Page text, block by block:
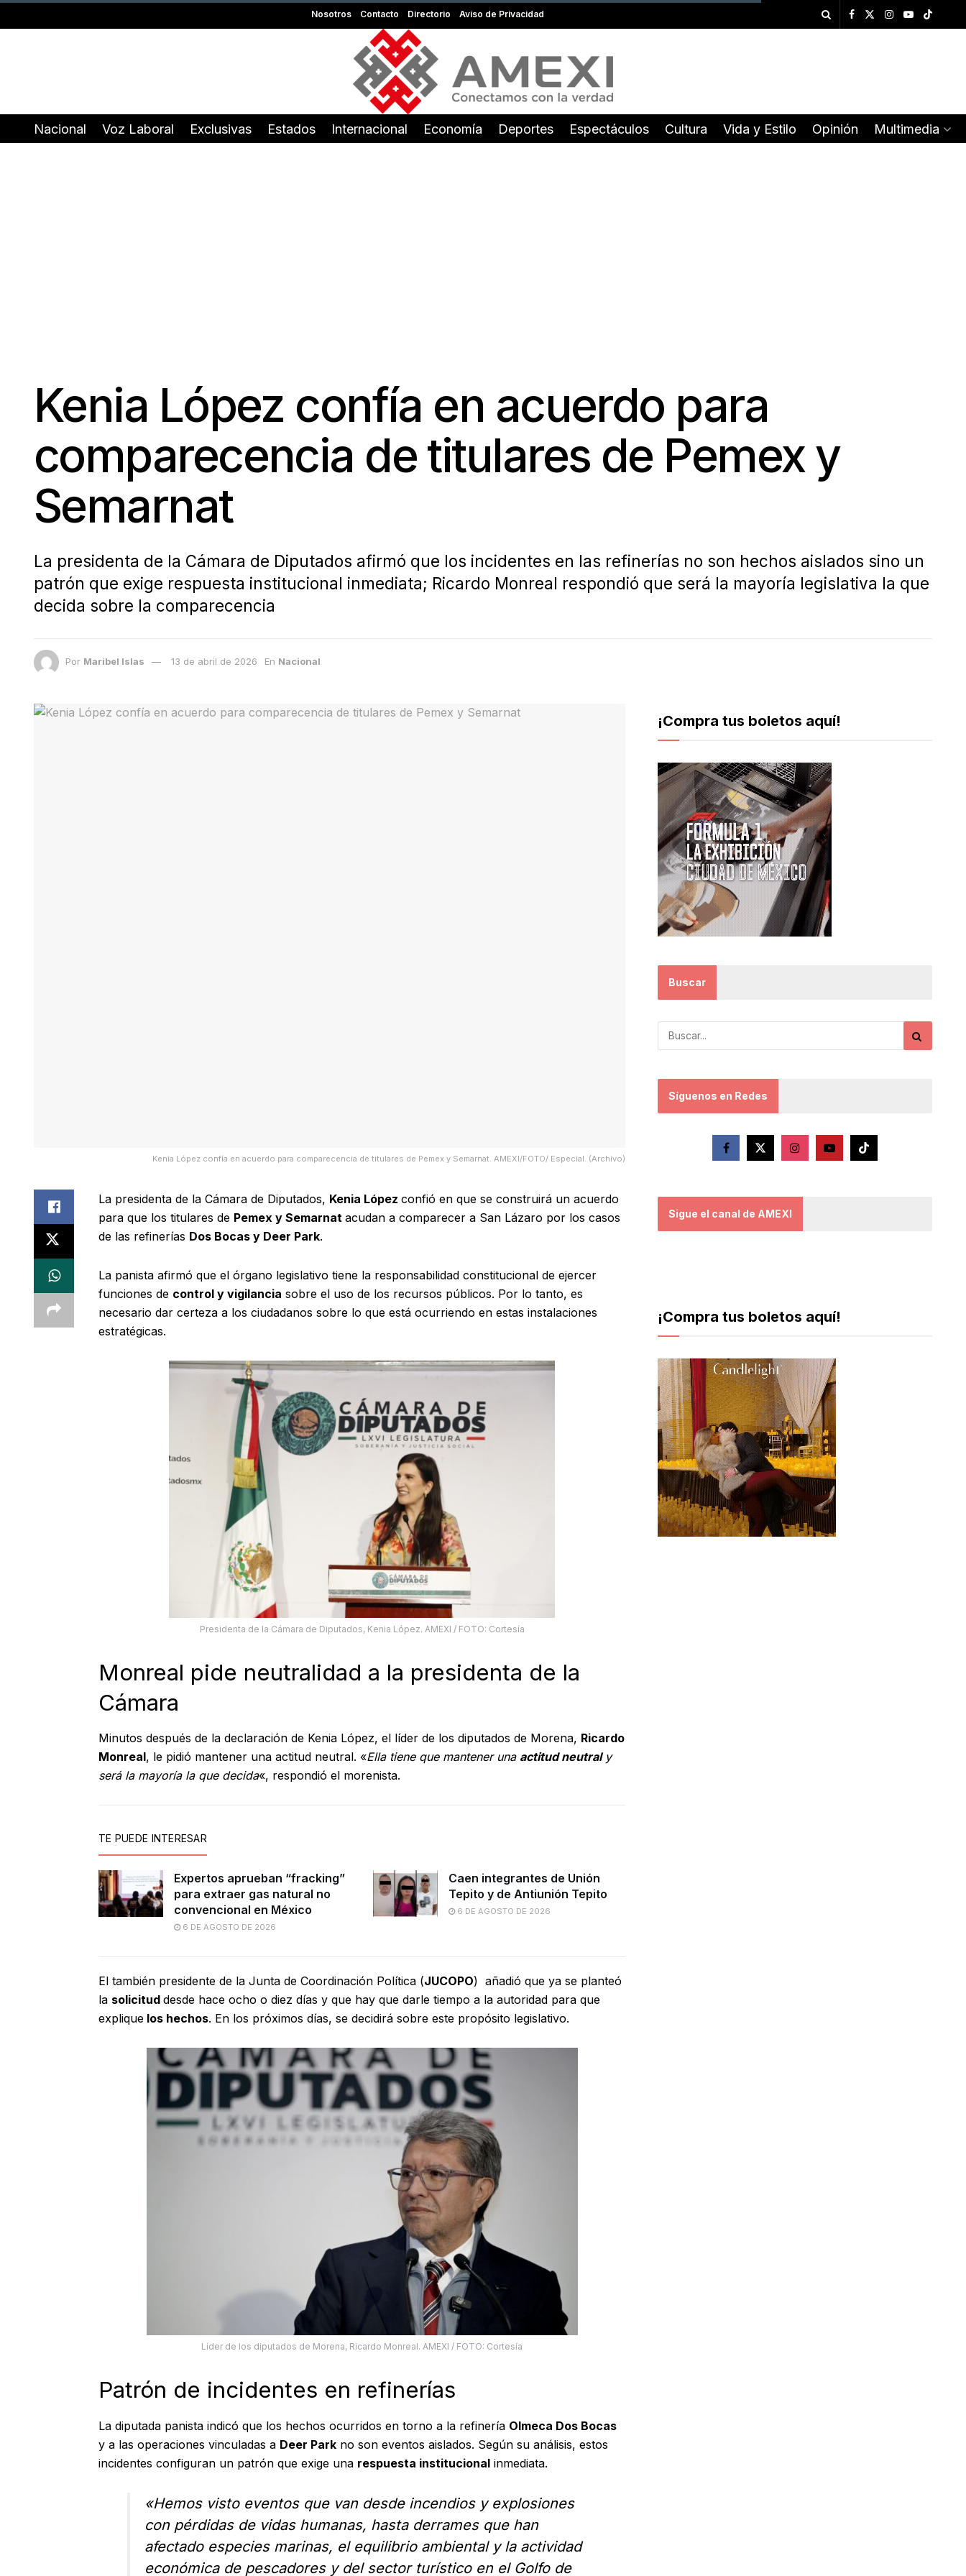
Nosotros Contacto Directorio Aviso de Privacidad
Nacional Voz Laboral Exclusivas Estados Internacional Economía Deportes Espectáculos Cultura Vida y Estilo Opinión Multimedia
Kenia López confía en acuerdo para
comparecencia de titulares de Pemex y
Semarnat
La presidenta de la Cámara de Diputados afirmó que los incidentes en las refinerías no son hechos aislados sino un
patrón que exige respuesta institucional inmediata; Ricardo Monreal respondió que será la mayoría legislativa la que
decida sobre la comparecencia
Por Maribel Islas 13 de abril de 2026 En Nacional
Kenia López confía en acuerdo para comparecencia de titulares de Pemex y Semarnat. AMEXI/FOTO/ Especial. (Archivo)
La presidenta de la Cámara de Diputados, Kenia López confió en que se construirá un acuerdo
para que los titulares de Pemex y Semarnat acudan a comparecer a San Lázaro por los casos
de las refinerías Dos Bocas y Deer Park.
La panista afirmó que el órgano legislativo tiene la responsabilidad constitucional de ejercer
funciones de control y vigilancia sobre el uso de los recursos públicos. Por lo tanto, es
necesario dar certeza a los ciudadanos sobre lo que está ocurriendo en estas instalaciones
estratégicas.
Presidenta de la Cámara de Diputados, Kenia López. AMEXI / FOTO: Cortesía
Monreal pide neutralidad a la presidenta de la
Cámara
Minutos después de la declaración de Kenia López, el líder de los diputados de Morena, Ricardo
Monreal, le pidió mantener una actitud neutral. «Ella tiene que mantener una actitud neutraly
será la mayoría la que decida«, respondió el morenista.
TE PUEDE INTERESAR
Expertos aprueban “fracking”
para extraer gas natural no
convencional en México
6 DE AGOSTO DE 2026
Caen integrantes de Unión
Tepito y de Antiunión Tepito
6 DE AGOSTO DE 2026
El también presidente de la Junta de Coordinación Política (JUCOPO) añadió que ya se planteó
la solicitud desde hace ocho o diez días y que hay que darle tiempo a la autoridad para que
explique los hechos. En los próximos días, se decidirá sobre este propósito legislativo.
Líder de los diputados de Morena, Ricardo Monreal. AMEXI / FOTO: Cortesía
Patrón de incidentes en refinerías
La diputada panista indicó que los hechos ocurridos en torno a la refinería Olmeca Dos Bocas
y a las operaciones vinculadas a Deer Park no son eventos aislados. Según su análisis, estos
incidentes configuran un patrón que exige una respuesta institucional inmediata.
«Hemos visto eventos que van desde incendios y explosiones
con pérdidas de vidas humanas, hasta derrames que han
afectado especies marinas, el equilibrio ambiental y la actividad
económica de pescadores y del sector turístico en el Golfo de
¡Compra tus boletos aquí!
Buscar
Síguenos en Redes
Sigue el canal de AMEXI
¡Compra tus boletos aquí!